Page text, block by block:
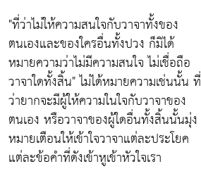
"ที่ว่าไม่ให้ความสนใจกับวาจาทั้งของ
ตนเองและของใครอื่นทั้งปวง ก็มิได้
หมายความว่าไม่มีความสนใจ ไม่เชื่อถือ
วาจาใดทั้งสิ้น"ไม่ได้หมายความเช่นนั้น ที่
ว่ายากจะมีผู้ให้ความในใจกับวาจาของ
ตนเอง หรือวาจาของผู้ใดอื่นทั้งสิ้นนั้นมุ่ง
หมายเตือนให้เข้าใจวาจาแต่ละประโยค
แต่ละข้อคำที่ดังเข้าหูเข้าหัวใจเรา